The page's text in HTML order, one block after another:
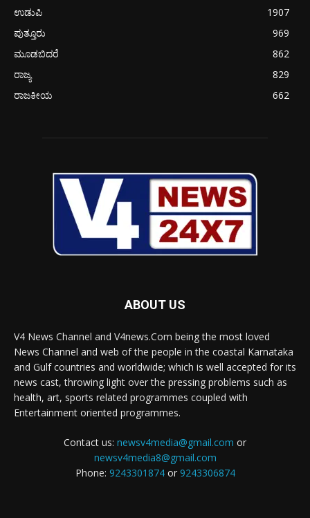
ಉಡುಪಿ
1907
ಪುತ್ತೂರು
969
ಮೂಡಬಿದರೆ
862
ರಾಜ್ಯ
829
ರಾಜಕೀಯ
662
ABOUT US
V4 News Channel and V4news.Com being the most loved
News Channel and web of the people in the coastal Karnataka
and Gulf countries and worldwide; which is well accepted for its
news cast, throwing light over the pressing problems such as
health, art, sports related programmes coupled with
Entertainment oriented programmes.
Contact us: newsv4media@gmail.com or
newsv4media8@gmail.com
Phone: 9243301874or 9243306874